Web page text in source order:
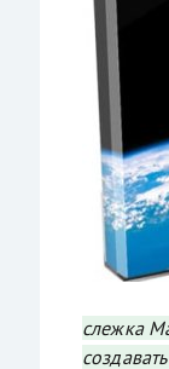
слежка